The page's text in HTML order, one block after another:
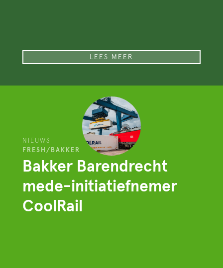
LEES MEER
NIEUWS
FRESH/BAKKER
Bakker Barendrecht
mede-initiatiefnemer
CoolRail